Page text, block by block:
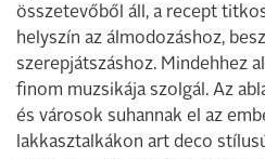
összetevőből áll, a recept
helyszín az álmodozáshoz,
szerepjátszáshoz. Mindehhez
finom muzsikája szolgál. Az
és városok suhannak el az
lakkasztalkákon art deco